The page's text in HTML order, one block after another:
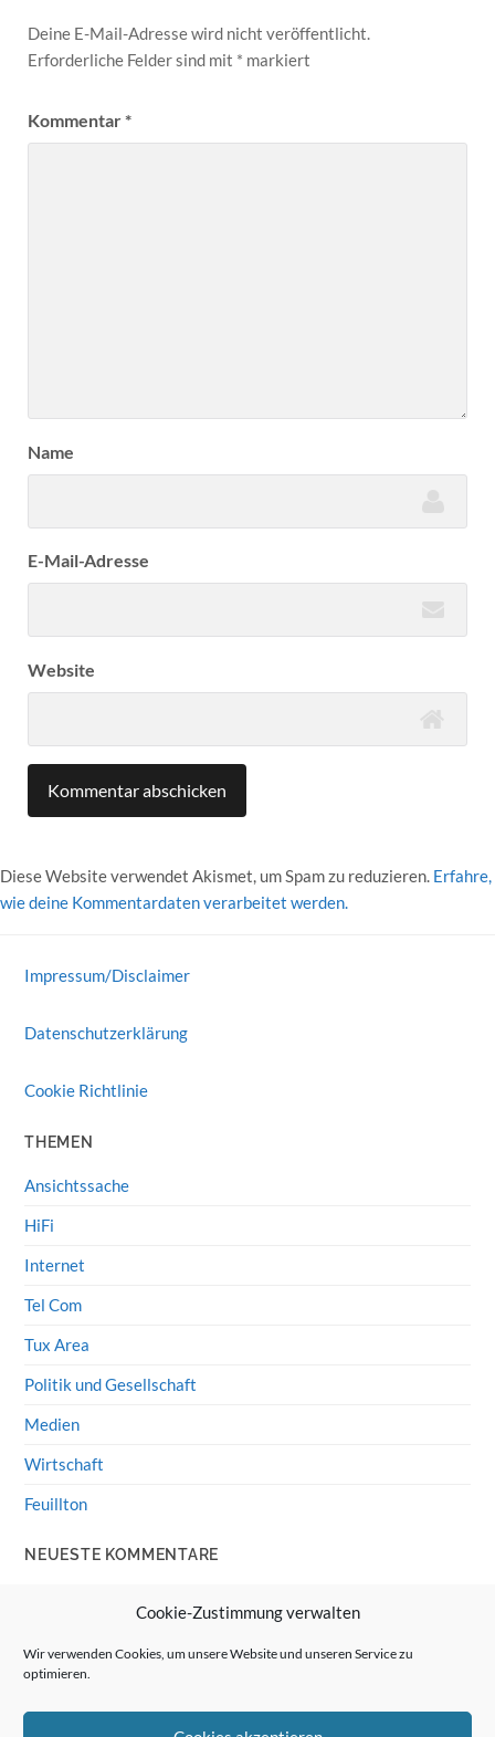
Cookie-Zustimmung verwalten
Wir verwenden Cookies, um unsere Website und unseren Service zu
optimieren.
Deine E-Mail-Adresse wird nicht veröffentlicht.
Erforderliche Felder sind mit * markiert
Kommentar*
Name
E-Mail-Adresse
Website
Diese Website verwendet Akismet, um Spam zu reduzieren. Erfahre,
wie deine Kommentardaten verarbeitet werden.
Impressum/Disclaimer
Datenschutzerklärung
Cookie Richtlinie
THEMEN
Ansichtssache
HiFi
Internet
Tel Com
Tux Area
Politik und Gesellschaft
Medien
Wirtschaft
Feuillton
NEUESTE KOMMENTARE
Wolff von Rechenberg